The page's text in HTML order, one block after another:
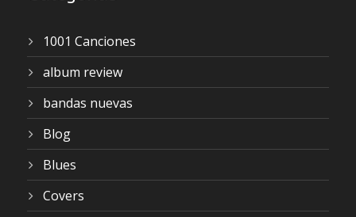
1001 Canciones
album review
bandas nuevas
Blog
Blues
Covers